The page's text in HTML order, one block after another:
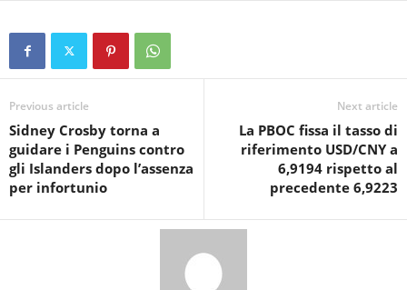
Previous article
Sidney Crosby torna a
guidare i Penguins contro
gli Islanders dopo l’assenza
per infortunio
Next article
La PBOC fissa il tasso di
riferimento USD/CNY a
6,9194 rispetto al
precedente 6,9223